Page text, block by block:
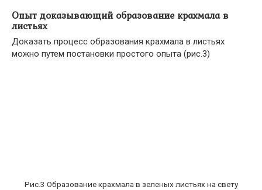
Опыт доказывающий образование крахмала в
листьях
Доказать процесс образования крахмала в листьях
можно путем постановки простого опыта (рис.3)
Рис.3 Образование крахмала в зеленых листьях на свету